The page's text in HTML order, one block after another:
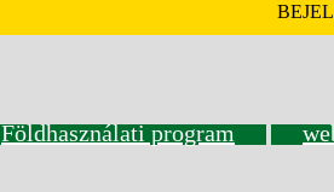
Földhasználati program